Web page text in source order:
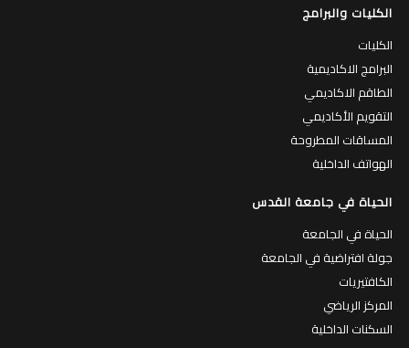
الكليات والبرامج
الكليات
البرامج الاكاديمية
الطاقم الاكاديمي
التقويم الأكاديمي
المساقات المطروحة
الهواتف الداخلية
الحياة في جامعة القدس
الحياة في الجامعة
جولة افتراضية في الجامعة
الكافتيريات
المركز الرياضي
السكنات الداخلية